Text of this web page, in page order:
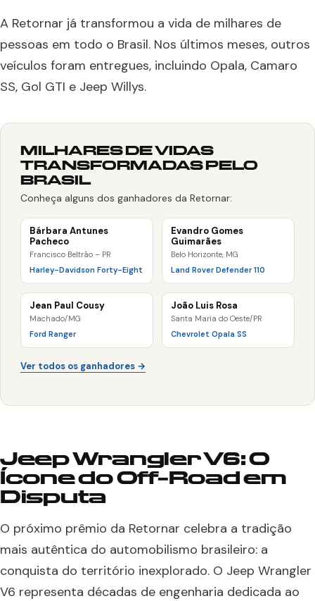
A Retornar já transformou a vida de milhares de
pessoas em todo o Brasil. Nos últimos meses, outros
veículos foram entregues, incluindo Opala, Camaro
SS, Gol GTI e Jeep Willys.
MILHARES DE VIDAS
TRANSFORMADAS PELO
BRASIL
Conheça alguns dos ganhadores da Retornar:
Bárbara Antunes
Pacheco
Francisco Beltrão – PR
Harley-Davidson Forty-Eight
Evandro Gomes
Guimarães
Belo Horizonte, MG
Land Rover Defender 110
Jean Paul Cousy
Machado/MG
Ford Ranger
João Luis Rosa
Santa Maria do Oeste/PR
Chevrolet Opala SS
Ver todos os ganhadores →
Jeep Wrangler V6: O
Ícone do Off-Road em
Disputa
O próximo prêmio da Retornar celebra a tradição
mais autêntica do automobilismo brasileiro: a
conquista do território inexplorado. O Jeep Wrangler
V6 representa décadas de engenharia dedicada ao